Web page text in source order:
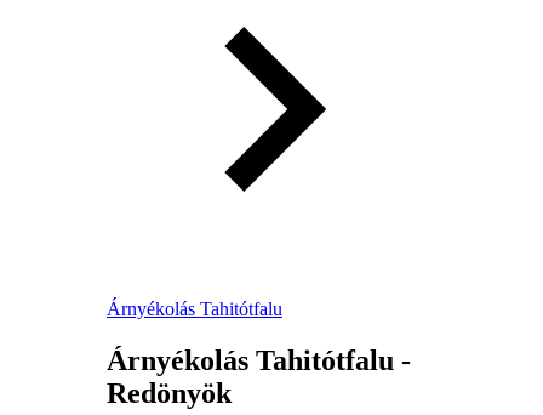
Árnyékolás Tahitótfalu
Árnyékolás Tahitótfalu -
Redönyök